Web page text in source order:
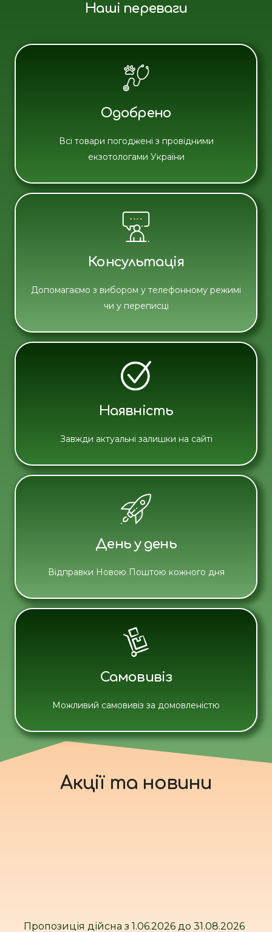
Наші переваги
Одобрено
Всі товари погоджені з провідними
екзотологами України
Консультація
Допомагаємо з вибором у телефонному режимі
чи у переписці
Наявність
Завжди актуальні залишки на сайті
День у день
Відправки Новою Поштою кожного дня
Самовивіз
Можливий самовивіз за домовленістю
Акції та новини
Пропозиція дійсна з 1.06.2026 до 31.08.2026